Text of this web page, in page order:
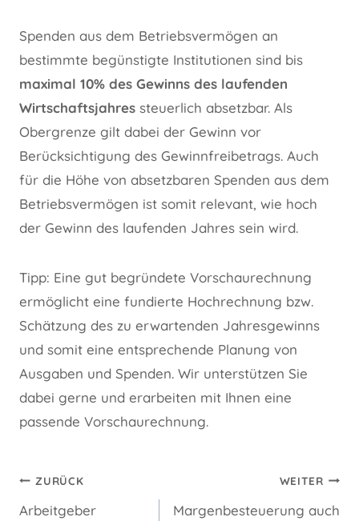
Spenden aus dem Betriebsvermögen an
bestimmte begünstigte Institutionen sind bis
maximal 10% des Gewinns des laufenden
Wirtschaftsjahres steuerlich absetzbar. Als
Obergrenze gilt dabei der Gewinn vor
Berücksichtigung des Gewinnfreibetrags. Auch
für die Höhe von absetzbaren Spenden aus dem
Betriebsvermögen ist somit relevant, wie hoch
der Gewinn des laufenden Jahres sein wird.
Tipp: Eine gut begründete Vorschaurechnung
ermöglicht eine fundierte Hochrechnung bzw.
Schätzung des zu erwartenden Jahresgewinns
und somit eine entsprechende Planung von
Ausgaben und Spenden. Wir unterstützen Sie
dabei gerne und erarbeiten mit Ihnen eine
passende Vorschaurechnung.
Beitragsnavigation
ZURÜCK
Arbeitgeber
WEITER
Margenbesteuerung auch